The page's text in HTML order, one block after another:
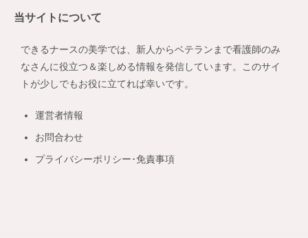
ー
当サイトについて
できるナースの美学では、新人からベテランまで看護師のみ
なさんに役立つ＆楽しめる情報を発信しています。このサイ
トが少しでもお役に立てれば幸いです。
運営者情報
お問合わせ
プライバシーポリシー･免責事項